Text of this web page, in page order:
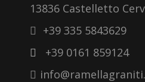
13836 Castelletto
+39 335 5843629
+39 0161 859124